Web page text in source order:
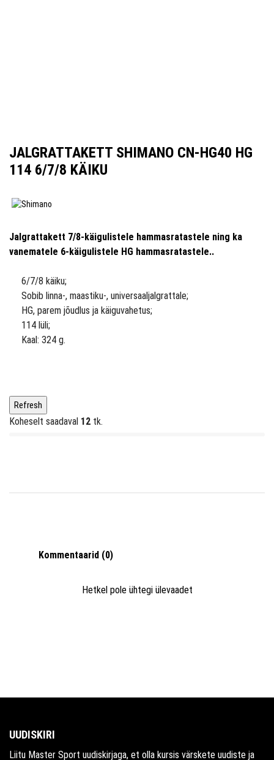
JALGRATTAKETT SHIMANO CN-HG40 HG
114 6/7/8 KÄIKU
Jalgrattakett 7/8-käigulistele hammasratastele ning ka
vanematele 6-käigulistele HG hammasratastele..
6/7/8 käiku;
Sobib linna-, maastiku-, universaaljalgrattale;
HG, parem jõudlus ja käiguvahetus;
114 lüli;
Kaal: 324 g.
Koheselt saadaval 12 tk.
Kommentaarid (0)
Hetkel pole ühtegi ülevaadet
UUDISKIRI
Liitu Master Sport uudiskirjaga, et olla kursis värskete uudiste ja